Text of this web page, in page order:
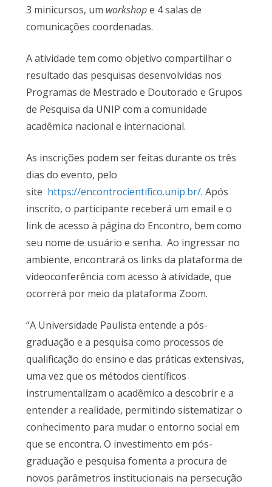
3 minicursos, um workshope 4 salas de
comunicações coordenadas.
A atividade tem como objetivo compartilhar o
resultado das pesquisas desenvolvidas nos
Programas de Mestrado e Doutorado e Grupos
de Pesquisa da UNIP com a comunidade
acadêmica nacional e internacional.
As inscrições podem ser feitas durante os três
dias do evento, pelo
site https://encontrocientifico.unip.br/. Após
inscrito, o participante receberá um email e o
link de acesso à página do Encontro, bem como
seu nome de usuário e senha. Ao ingressar no
ambiente, encontrará os links da plataforma de
videoconferência com acesso à atividade, que
ocorrerá por meio da plataforma Zoom.
“A Universidade Paulista entende a pós-
graduação e a pesquisa como processos de
qualificação do ensino e das práticas extensivas,
uma vez que os métodos científicos
instrumentalizam o acadêmico a descobrir e a
entender a realidade, permitindo sistematizar o
conhecimento para mudar o entorno social em
que se encontra. O investimento em pós-
graduação e pesquisa fomenta a procura de
novos parâmetros institucionais na persecução